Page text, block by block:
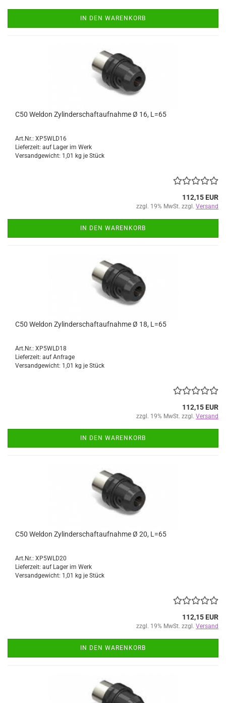
IN DEN WARENKORB
C50 Weldon Zylinderschaftaufnahme Ø 16, L=65
Art.Nr.: XP5WLD16
Lieferzeit: auf Lager im Werk
Versandgewicht: 1,01 kg je Stück
112,15 EUR
zzgl. 19% MwSt. zzgl. Versand
IN DEN WARENKORB
C50 Weldon Zylinderschaftaufnahme Ø 18, L=65
Art.Nr.: XP5WLD18
Lieferzeit: auf Anfrage
Versandgewicht: 1,01 kg je Stück
112,15 EUR
zzgl. 19% MwSt. zzgl. Versand
IN DEN WARENKORB
C50 Weldon Zylinderschaftaufnahme Ø 20, L=65
Art.Nr.: XP5WLD20
Lieferzeit: auf Lager im Werk
Versandgewicht: 1,01 kg je Stück
112,15 EUR
zzgl. 19% MwSt. zzgl. Versand
IN DEN WARENKORB